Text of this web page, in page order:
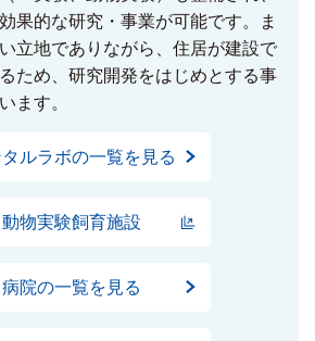
果的な研究・事業が可能です。ま
立地でありながら、住居が建設で
ため、研究開発をはじめとする事
ます。
タルラボの一覧を見る
動物実験飼育施設
病院の一覧を見る